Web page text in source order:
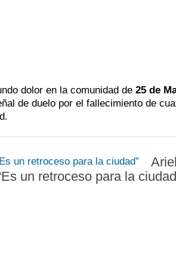
dolor en la comunidad de 25 de
de duelo por el fallecimiento de
un retroceso para la